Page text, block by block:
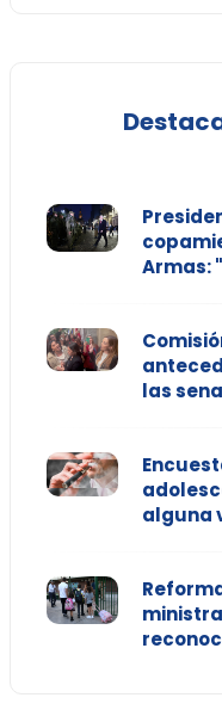
Armas:
las
alguna